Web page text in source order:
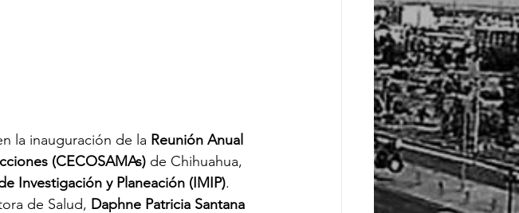
la inauguración de la Reunión Anual
(CECOSAMAs) de Chihuahua,
Investigación y Planeación (IMIP).
de Salud, Daphne Patricia Santana